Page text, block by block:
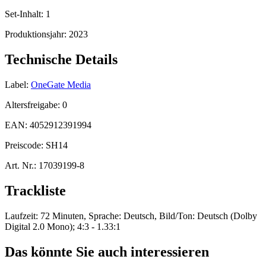
Set-Inhalt: 1
Produktionsjahr: 2023
Technische Details
Label: OneGate Media
Altersfreigabe: 0
EAN: 4052912391994
Preiscode: SH14
Art. Nr.: 17039199-8
Trackliste
Laufzeit: 72 Minuten, Sprache: Deutsch, Bild/Ton: Deutsch (Dolby
Digital 2.0 Mono); 4:3 - 1.33:1
Das könnte Sie auch interessieren